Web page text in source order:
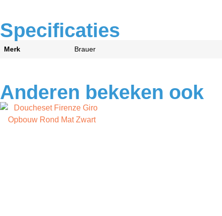
Specificaties
Merk Brauer
Anderen bekeken ook